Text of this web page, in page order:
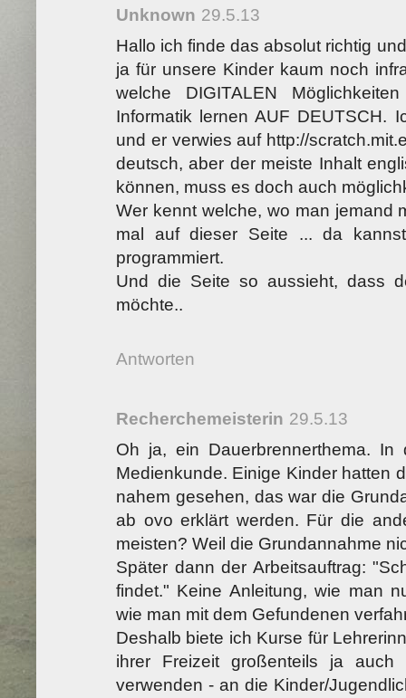
Unknown 29.5.13
Hallo ich finde das absolut richtig
ja für unsere Kinder kaum noch
welche DIGITALEN
Informatik lernen AUF DEUTSCH.
und er verwies auf http://
deutsch, aber der meiste Inhalt
können, muss es doch auch
Wer kennt welche, wo man jemand
mal auf dieser Seite ... da
programmiert.
Und die Seite so aussieht, dass
möchte..
Antworten
Recherchemeisterin 29.5.13
Oh ja, ein Dauerbrennerthema.
Medienkunde. Einige Kinder hatten
nahem gesehen, das war die
ab ovo erklärt werden. Für die
meisten? Weil die Grundannahme
Später dann der Arbeitsauftrag:
findet." Keine Anleitung, wie man
wie man mit dem Gefundenen
Deshalb biete ich Kurse für
ihrer Freizeit großenteils ja
verwenden - an die Kinder/